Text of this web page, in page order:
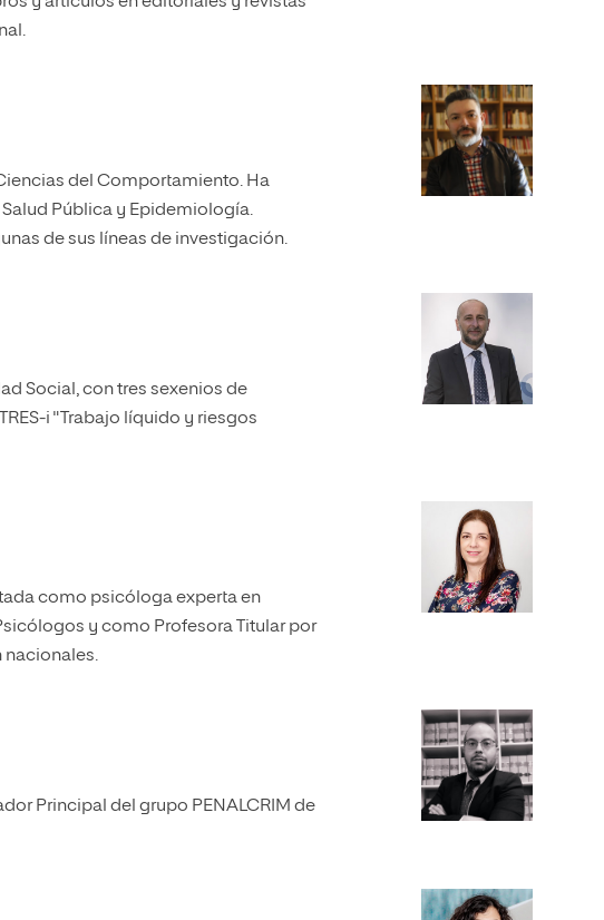
del Comportamiento. Ha
Pública y Epidemiología.
de sus líneas de investigación.
Social, con tres sexenios de
i "Trabajo líquido y riesgos
como psicóloga experta en
y como Profesora Titular por
nacionales.
Principal del grupo PENALCRIM de